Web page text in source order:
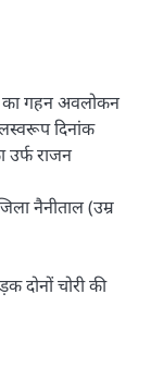
का गहन अवलोकन
दिनांक
उर्फ राजन
नैनीताल (उम्र
दोनों चोरी की